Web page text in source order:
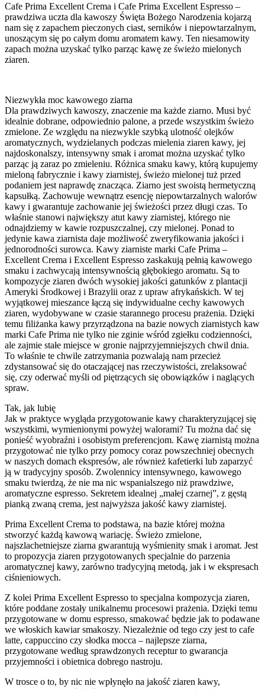
Cafe Prima Excellent Crema i Cafe Prima Excellent Espresso –
prawdziwa uczta dla kawoszy Święta Bożego Narodzenia kojarzą
nam się z zapachem pieczonych ciast, serników i niepowtarzalnym,
unoszącym się po całym domu aromatem kawy. Ten niesamowity
zapach można uzyskać tylko parząc kawę ze świeżo mielonych
ziaren.
Niezwykła moc kawowego ziarna
Dla prawdziwych kawoszy, znaczenie ma każde ziarno. Musi być
idealnie dobrane, odpowiednio palone, a przede wszystkim świeżo
zmielone. Ze względu na niezwykle szybką ulotność olejków
aromatycznych, wydzielanych podczas mielenia ziaren kawy, jej
najdoskonalszy, intensywny smak i aromat można uzyskać tylko
parząc ją zaraz po zmieleniu. Różnica smaku kawy, którą kupujemy
mieloną fabrycznie i kawy ziarnistej, świeżo mielonej tuż przed
podaniem jest naprawdę znacząca. Ziarno jest swoistą hermetyczną
kapsułką. Zachowuje wewnątrz esencję niepowtarzalnych walorów
kawy i gwarantuje zachowanie jej świeżości przez długi czas. To
właśnie stanowi największy atut kawy ziarnistej, którego nie
odnajdziemy w kawie rozpuszczalnej, czy mielonej. Ponad to
jedynie kawa ziarnista daje możliwość zweryfikowania jakości i
jednorodności surowca. Kawy ziarniste marki Cafe Prima –
Excellent Crema i Excellent Espresso zaskakują pełnią kawowego
smaku i zachwycają intensywnością głębokiego aromatu. Są to
kompozycje ziaren dwóch wysokiej jakości gatunków z plantacji
Ameryki Środkowej i Brazylii oraz z upraw afrykańskich. W tej
wyjątkowej mieszance łączą się indywidualne cechy kawowych
ziaren, wydobywane w czasie starannego procesu prażenia. Dzięki
temu filiżanka kawy przyrządzona na bazie nowych ziarnistych kaw
marki Cafe Prima nie tylko nie zginie wśród zgiełku codzienności,
ale zajmie stałe miejsce w gronie najprzyjemniejszych chwil dnia.
To właśnie te chwile zatrzymania pozwalają nam przecież
zdystansować się do otaczającej nas rzeczywistości, zrelaksować
się, czy oderwać myśli od piętrzących się obowiązków i naglących
spraw.
Tak, jak lubię
Jak w praktyce wygląda przygotowanie kawy charakteryzującej się
wszystkimi, wymienionymi powyżej walorami? Tu można dać się
ponieść wyobraźni i osobistym preferencjom. Kawę ziarnistą można
przygotować nie tylko przy pomocy coraz powszechniej obecnych
w naszych domach ekspresów, ale również kafetierki lub zaparzyć
ją w tradycyjny sposób. Zwolennicy intensywnego, kawowego
smaku twierdzą, że nie ma nic wspanialszego niż prawdziwe,
aromatyczne espresso. Sekretem idealnej „małej czarnej”, z gęstą
pianką zwaną crema, jest najwyższa jakość kawy ziarnistej.
Prima Excellent Crema to podstawa, na bazie której można
stworzyć każdą kawową wariację. Świeżo zmielone,
najszlachetniejsze ziarna gwarantują wyśmienity smak i aromat. Jest
to propozycja ziaren przygotowanych specjalnie do parzenia
aromatycznej kawy, zarówno tradycyjną metodą, jak i w ekspresach
ciśnieniowych.
Z kolei Prima Excellent Espresso to specjalna kompozycja ziaren,
które poddane zostały unikalnemu procesowi prażenia. Dzięki temu
przygotowane w domu espresso, smakować będzie jak to podawane
we włoskich kawiar smakoszy. Niezależnie od tego czy jest to cafe
latte, cappuccino czy słodka mocca – najlepsze ziarna,
przygotowane według sprawdzonych receptur to gwarancja
przyjemności i obietnica dobrego nastroju.
W trosce o to, by nic nie wpłynęło na jakość ziaren kawy,